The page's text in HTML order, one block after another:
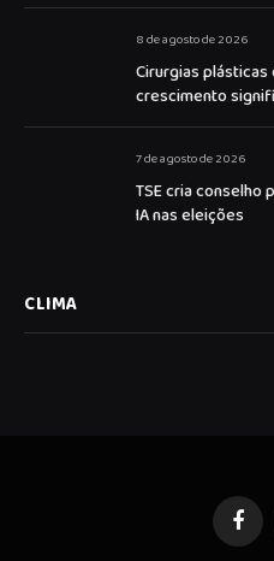
8 de agosto de 2026
Cirurgias plásticas
crescimento
7 de agosto de 2026
TSE cria conselho
IA nas eleições
CLIMA